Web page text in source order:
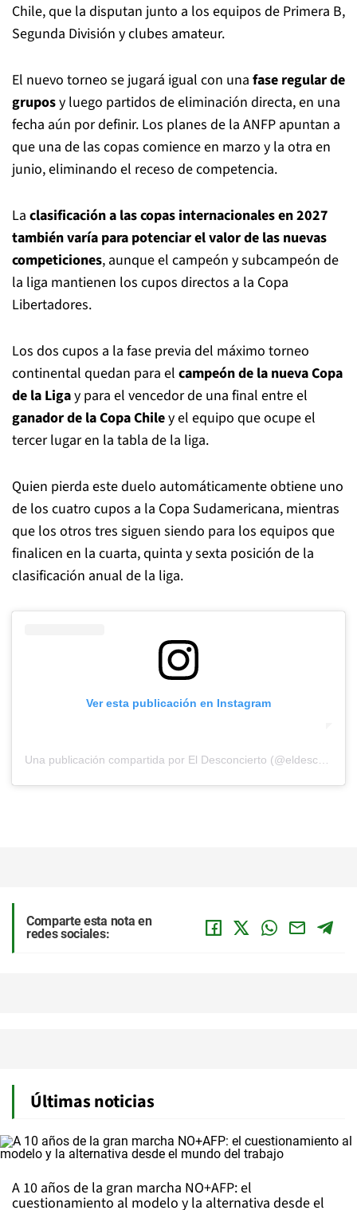
Chile, que la disputan junto a los equipos de Primera B,
Segunda División y clubes amateur.
El nuevo torneo se jugará igual con una fase regular de
gruposy luego partidos de eliminación directa, en una
fecha aún por definir. Los planes de la ANFP apuntan a
que una de las copas comience en marzo y la otra en
junio, eliminando el receso de competencia.
La clasificación a las copas internacionales en 2027
también varía para potenciar el valor de las nuevas
competiciones, aunque el campeón y subcampeón de
la liga mantienen los cupos directos a la Copa
Libertadores.
Los dos cupos a la fase previa del máximo torneo
continental quedan para el campeón de la nueva Copa
de la Ligay para el vencedor de una final entre el
ganador de la Copa Chiley el equipo que ocupe el
tercer lugar en la tabla de la liga.
Quien pierda este duelo automáticamente obtiene uno
de los cuatro cupos a la Copa Sudamericana, mientras
que los otros tres siguen siendo para los equipos que
finalicen en la cuarta, quinta y sexta posición de la
clasificación anual de la liga.
Ver esta publicación en Instagram
Comparte esta nota en
redes sociales:
Últimas noticias
A 10 años de la gran marcha NO+AFP: el
cuestionamiento al modelo y la alternativa desde el